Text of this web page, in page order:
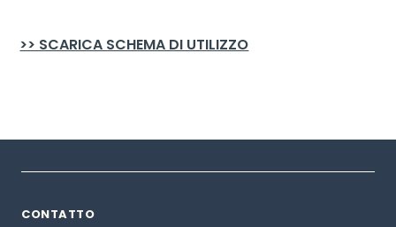
>> SCARICA SCHEMA DI UTILIZZO
CONTATTO